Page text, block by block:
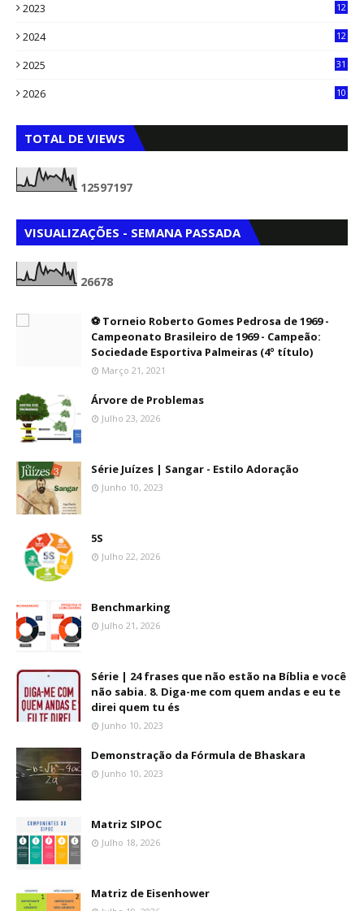
2023
12
2024
12
2025
31
2026
10
TOTAL DE VIEWS
12597197
VISUALIZAÇÕES - SEMANA PASSADA
26678
⚽ Torneio Roberto Gomes Pedrosa de 1969 -
Campeonato Brasileiro de 1969 - Campeão:
Sociedade Esportiva Palmeiras (4º título)
Março 21, 2021
Árvore de Problemas
Julho 23, 2026
Série Juízes | Sangar - Estilo Adoração
Junho 10, 2023
5S
Julho 22, 2026
Benchmarking
Julho 21, 2026
Série | 24 frases que não estão na Bíblia e você
não sabia. 8. Diga-me com quem andas e eu te
direi quem tu és
Junho 10, 2023
Demonstração da Fórmula de Bhaskara
Junho 10, 2023
Matriz SIPOC
Julho 18, 2026
Matriz de Eisenhower